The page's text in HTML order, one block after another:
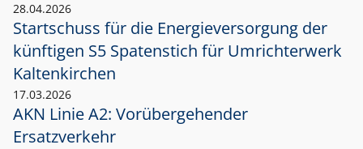
28.04.2026
Startschuss für die Energieversorgung der
künftigen S5 Spatenstich für Umrichterwerk
Kaltenkirchen
17.03.2026
AKN Linie A2: Vorübergehender
Ersatzverkehr